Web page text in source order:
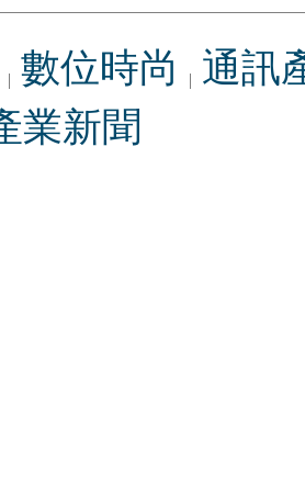
數位時尚
通訊
業新聞